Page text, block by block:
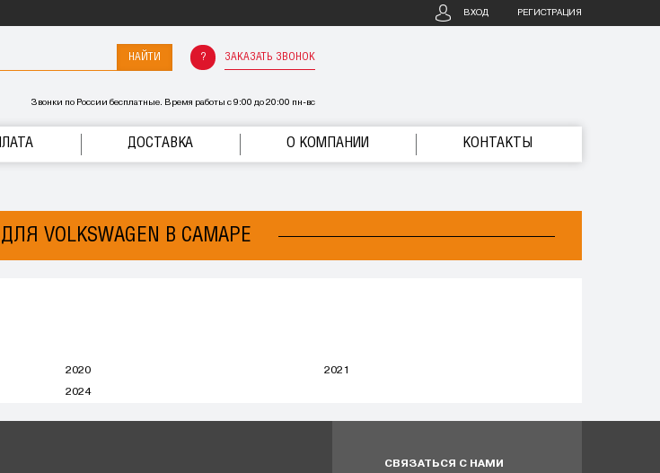
ВХОД РЕГИСТРАЦИЯ
НАЙТИ ЗАКАЗАТЬ ЗВОНОК
Звонки по России бесплатные. Время работы с 9:00 до 20:00 пн-вс
ДОСТАВКА О КОМПАНИИ КОНТАКТЫ
VOLKSWAGEN В САМАРЕ
2020 2021
2024
СВЯЗАТЬСЯ С НАМИ